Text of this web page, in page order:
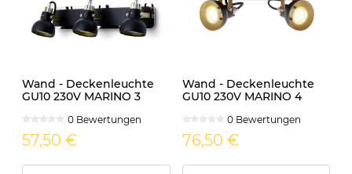
Wand - Deckenleuchte
GU10 230V MARINO 3
0 Bewertungen
57,50 €
Wand - Deckenleuchte
GU10 230V MARINO 4
0 Bewertungen
76,50 €